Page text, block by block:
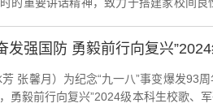
国语学院党委副书记李蜜分别带队，组
发强国防 勇毅前行向复兴
芳 张馨月）为纪念“九一八”事变爆发93
勇毅前行向复兴”2024级本科生校歌、